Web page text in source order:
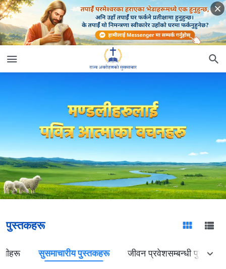
पुस्तकहरू
सुसमाचारीय पुस्तकहरू जीवन प्रवेशसम्बन्धी पुस्तकहरू